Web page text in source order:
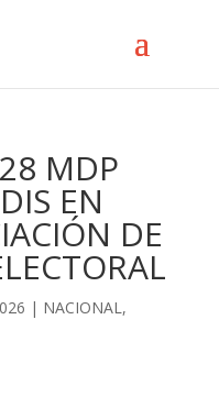
MDP
EN
DE
| NACIONAL,